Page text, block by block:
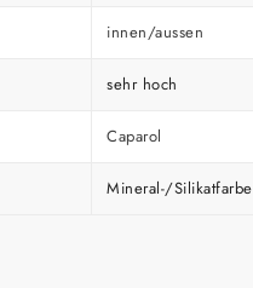
innen/aussen
sehr hoch
Caparol
Mineral-/Silikatfarbe